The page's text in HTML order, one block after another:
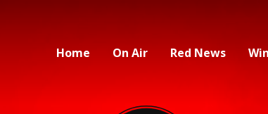
Home On Air Red News Win